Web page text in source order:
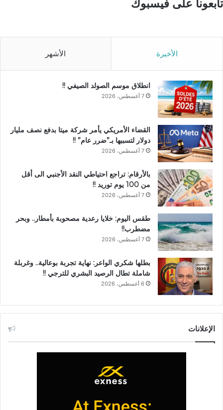
تابعونا على فيسبوك
الأخيرة الأشهر
انطلاق موسم الصولد الصيفي !!
7 أغسطس، 2026
القضاء الأمريكي يأمر شركة ميتا بدفع نصف مليار
دولار لتسببها بـ”ضرر عام” !!
7 أغسطس، 2026
بالأرقام: تراجع احتياطي النقد الأجنبي الى أقل
من 100 يوم توريد !!
7 أغسطس، 2026
طقس اليوم: خلايا رعدية مصحوبة بأمطار.. وبحر
مضطرب!!
7 أغسطس، 2026
بطلها شكري الواعر: نهاية تجربة بوعالية.. وغربلة
شاملة تطال الرصيد البشري للترجي !!
6 أغسطس، 2026
الإعلانات